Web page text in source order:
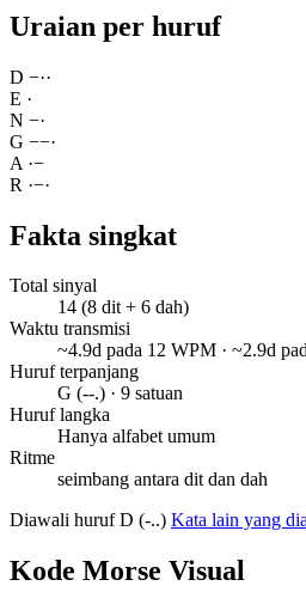
Uraian per huruf
D −··
E ·
N −·
G −−·
A ·−
R ·−·
Fakta singkat
Total sinyal
14 (8 dit + 6 dah)
Waktu transmisi
~4.9d pada 12 WPM · ~2.9d
Huruf terpanjang
G (--.) · 9 satuan
Huruf langka
Hanya alfabet umum
Ritme
seimbang antara dit dan dah
Diawali huruf D (-..) Kata lain yang
Kode Morse Visual